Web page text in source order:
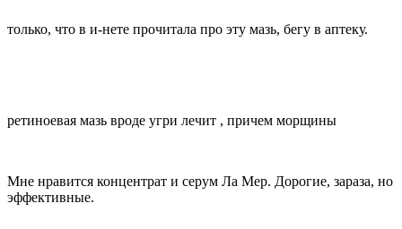
только, что в и-нете прочитала про эту мазь, бегу в аптеку.
ретиноевая мазь вроде угри лечит , причем морщины
Мне нравится концентрат и серум Ла Мер. Дорогие, зараза, но
эффективные.